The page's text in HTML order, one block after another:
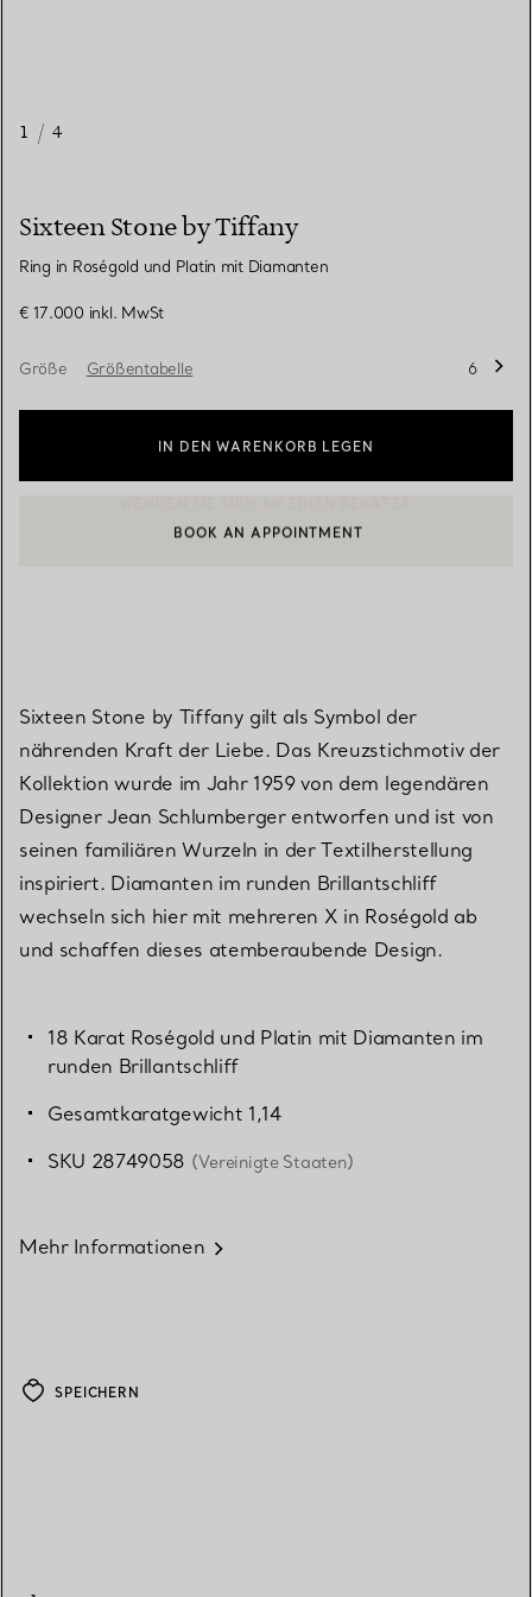
1 / 4
Sixteen Stone by Tiffany
Ring in Roségold und Platin mit Diamanten
€ 17.000 inkl. MwSt
Größe Größentabelle 6
IN DEN WARENKORB LEGEN
EINEN KUNDENBERATER KONTAKTIEREN ODER EINEN
BOOK AN APPOINTMENT
Sixteen Stone by Tiffany gilt als Symbol der
nährenden Kraft der Liebe. Das Kreuzstichmotiv der
Kollektion wurde im Jahr 1959 von dem legendären
Designer Jean Schlumberger entworfen und ist von
seinen familiären Wurzeln in der Textilherstellung
inspiriert. Diamanten im runden Brillantschliff
wechseln sich hier mit mehreren X in Roségold ab
und schaffen dieses atemberaubende Design.
18 Karat Roségold und Platin mit Diamanten im
runden Brillantschliff
Gesamtkaratgewicht 1,14
SKU 28749058 (Vereinigte Staaten)
Mehr Informationen
SPEICHERN